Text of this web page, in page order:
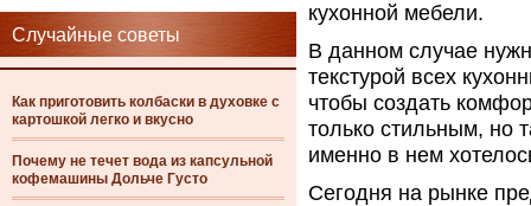
Случайные советы
Как приготовить колбаски в духовке с
картошкой легко и вкусно
Почему не течет вода из капсульной
кофемашины Дольче Густо
кухонной мебели.
В данном случае
текстурой всех
чтобы создать
только стильным, но
именно в нем
Сегодня на рынке